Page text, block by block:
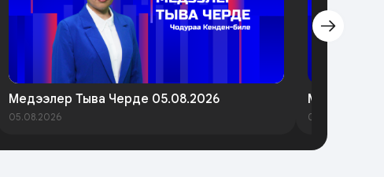
Медээлер Тыва Черде 05.08.2026
05.08.2026
Медээлер
03.08.2026